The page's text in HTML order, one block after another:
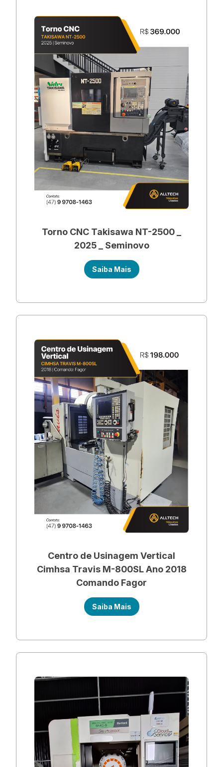
Torno CNC Takisawa NT-2500 _
2025 _ Seminovo
Saiba Mais
Centro de Usinagem Vertical
Cimhsa Travis M-800SL Ano 2018
Comando Fagor
Saiba Mais